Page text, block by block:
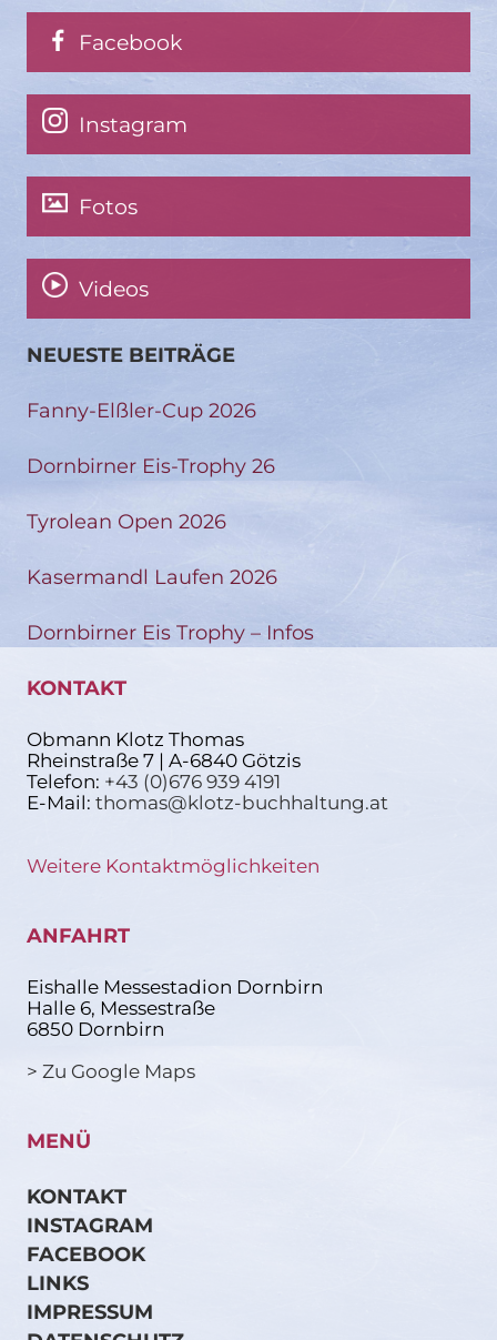
Facebook
Instagram
Fotos
Videos
NEUESTE BEITRÄGE
Fanny-Elßler-Cup 2026
Dornbirner Eis-Trophy 26
Tyrolean Open 2026
Kasermandl Laufen 2026
Dornbirner Eis Trophy – Infos
KONTAKT
Obmann Klotz Thomas
Rheinstraße 7 | A-6840 Götzis
Telefon: +43 (0)676 939 4191
E-Mail: thomas@klotz-buchhaltung.at
Weitere Kontaktmöglichkeiten
ANFAHRT
Eishalle Messestadion Dornbirn
Halle 6, Messestraße
6850 Dornbirn
> Zu Google Maps
MENÜ
KONTAKT
INSTAGRAM
FACEBOOK
LINKS
IMPRESSUM